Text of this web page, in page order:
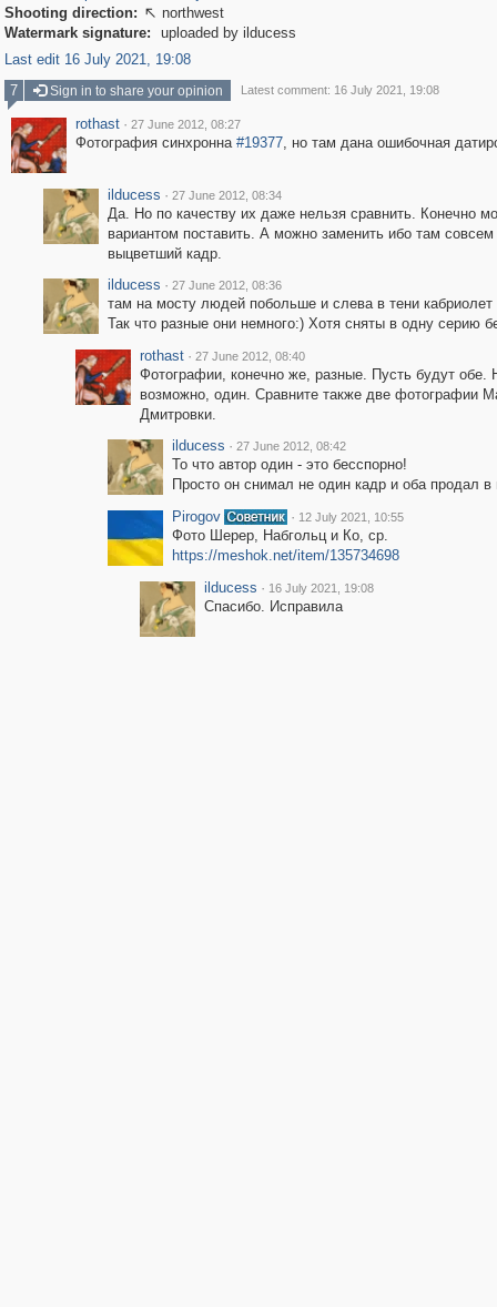
Shooting direction:  northwest
Watermark signature:
uploaded by ilducess
Last edit 16 July 2021, 19:08
7
Sign in to share your opinion Latest comment: 16 July 2021, 19:08
rothast · 27 June 2012, 08:27
Фотография синхронна #19377, но там дана ошибочная
ilducess · 27 June 2012, 08:34
Да. Но по качеству их даже нельзя сравнить. Конечно
вариантом поставить. А можно заменить ибо там совсем
выцветший кадр.
ilducess · 27 June 2012, 08:36
там на мосту людей побольше и слева в тени
Так что разные они немного:) Хотя сняты в одну серию
rothast · 27 June 2012, 08:40
Фотографии, конечно же, разные. Пусть будут обе.
возможно, один. Сравните также две фотографии
Дмитровки.
ilducess · 27 June 2012, 08:42
То что автор один - это бесспорно!
Просто он снимал не один кадр и оба продал в
Pirogov
· 12 July 2021, 10:55
Фото Шерер, Набгольц и Ко, ср.
https://meshok.net/item/135734698
ilducess · 16 July 2021, 19:08
Спасибо. Исправила